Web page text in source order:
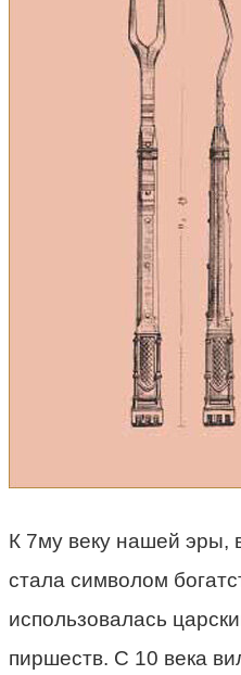
К 7му веку нашей эры,
стала символом
использовалась
пиршеств. С 10 века